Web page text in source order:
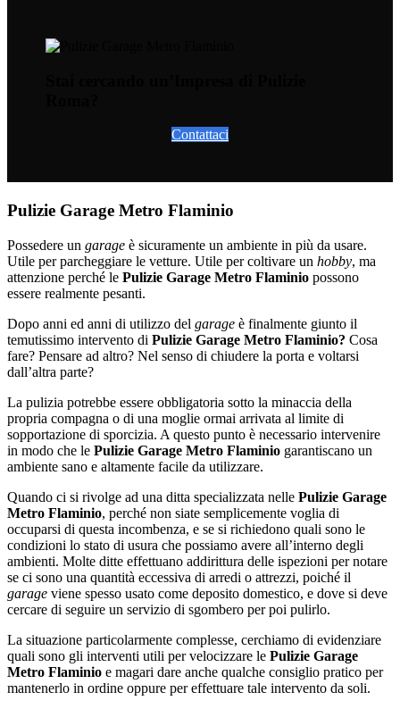
Contattaci
Pulizie Garage Metro Flaminio
Possedere un garage è sicuramente un ambiente in più da usare.
Utile per parcheggiare le vetture. Utile per coltivare un hobby, ma
attenzione perché le Pulizie Garage Metro Flaminio possono
essere realmente pesanti.
Dopo anni ed anni di utilizzo del garage è finalmente giunto il
temutissimo intervento di Pulizie Garage Metro Flaminio? Cosa
fare? Pensare ad altro? Nel senso di chiudere la porta e voltarsi
dall’altra parte?
La pulizia potrebbe essere obbligatoria sotto la minaccia della
propria compagna o di una moglie ormai arrivata al limite di
sopportazione di sporcizia. A questo punto è necessario intervenire
in modo che le Pulizie Garage Metro Flaminio garantiscano un
ambiente sano e altamente facile da utilizzare.
Quando ci si rivolge ad una ditta specializzata nelle Pulizie Garage
Metro Flaminio, perché non siate semplicemente voglia di
occuparsi di questa incombenza, e se si richiedono quali sono le
condizioni lo stato di usura che possiamo avere all’interno degli
ambienti. Molte ditte effettuano addirittura delle ispezioni per notare
se ci sono una quantità eccessiva di arredi o attrezzi, poiché il
garage viene spesso usato come deposito domestico, e dove si deve
cercare di seguire un servizio di sgombero per poi pulirlo.
La situazione particolarmente complesse, cerchiamo di evidenziare
quali sono gli interventi utili per velocizzare le Pulizie Garage
Metro Flaminio e magari dare anche qualche consiglio pratico per
mantenerlo in ordine oppure per effettuare tale intervento da soli.